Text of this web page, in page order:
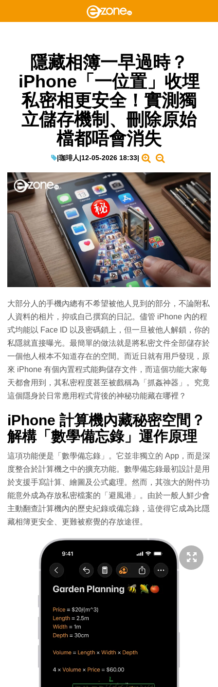
隱藏相簿一早過時？
iPhone「一位置」收埋
私密相更安全！實測獨
立儲存機制、刪除原始
檔都唔會消失
|珈琲人|12-05-2026 18:33|
大部分人的手機內總有不希望被他人見到的部分，不論附私
人資料的相片，抑或自己撰寫的日記。儘管 iPhone 內的程
式均能以 Face ID 以及密碼鎖上，但一旦被他人解鎖，你的
私隱就直接曝光。最簡單的做法就是將私密文件全部儲存於
一個他人根本不知道存在的空間。而近日就有用戶發現，原
來 iPhone 有個內置程式能夠儲存文件，而這個功能大家每
天都會用到，其私密程度甚至被戲稱為「抓姦神器」。究竟
這個隱身於日常應用程式背後的神秘功能藏在哪裡？
iPhone 計算機內藏秘密空間？
解構「數學備忘錄」運作原理
這項功能便是「數學備忘錄」。它並非獨立的 App，而是深
度整合於計算機之中的擴充功能。數學備忘錄最初設計是用
於支援手寫計算、繪圖及公式處理。然而，其強大的附件功
能意外成為存放私密檔案的「避風港」。由於一般人鮮少會
主動翻查計算機內的歷史紀錄或備忘錄，這使得它成為比隱
藏相簿更安全、更難被察覺的存放途徑。